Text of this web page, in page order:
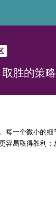
胜的策
每一个微小的
容易取得胜利